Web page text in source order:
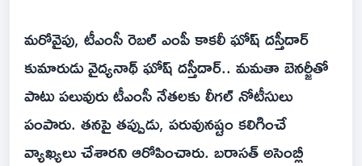
మరోవైపు, టీఎంసీ రెబల్ ఎంపీ కాకలీ ఘోష్ దస్తీదార్
కుమారుడు వైద్యనాథ్ ఘోష్ దస్తీదార్.. మమతా బెనర్జీతో
పాటు పలువురు టీఎంసీ నేతలకు లీగల్ నోటీసులు
పంపారు. తనపై తప్పుడు, పరువునష్టం కలిగించే
వ్యాఖ్యలు చేశారని ఆరోపించారు. బరాసత్ అసెంబ్లీ